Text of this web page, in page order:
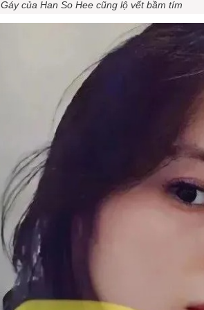
Gáy của Han So Hee cũng lộ vết bầm tím